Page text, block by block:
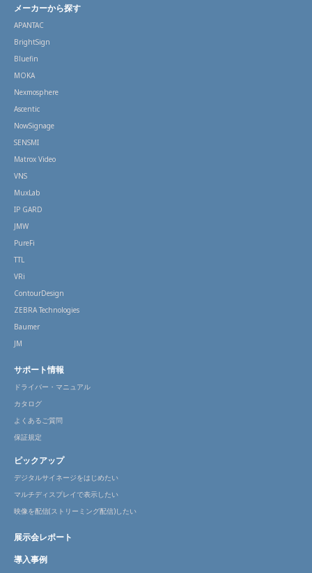
メーカーから探す
APANTAC
BrightSign
Bluefin
MOKA
Nexmosphere
Ascentic
NowSignage
SENSMI
Matrox Video
VNS
MuxLab
IP GARD
JMW
PureFi
TTL
VRi
ContourDesign
ZEBRA Technologies
Baumer
JM
サポート情報
ドライバー・マニュアル
カタログ
よくあるご質問
保証規定
ピックアップ
デジタルサイネージをはじめたい
マルチディスプレイで表示したい
映像を配信(ストリーミング配信)したい
展示会レポート
導入事例